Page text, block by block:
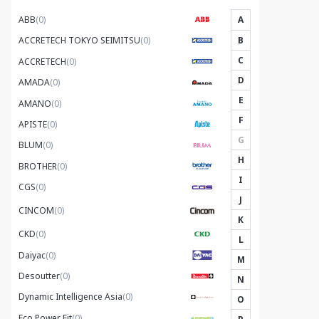
ABB(0)
ACCRETECH TOKYO SEIMITSU(0)
ACCRETECH(0)
AMADA(0)
AMANO(0)
APISTE(0)
BLUM(0)
BROTHER(0)
CGS(0)
CINCOM(0)
CKD(0)
Daiyac(0)
Desoutter(0)
Dynamic Intelligence Asia(0)
A
B
C
D
E
F
G
H
I
J
K
L
M
N
O